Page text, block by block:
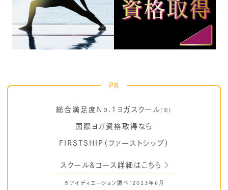
PR
総合満足度No.1ヨガスクール (※)
国際ヨガ資格取得なら
FIRSTSHIP（ファーストシップ）
スクール＆コース詳細はこちら
※アイディエーション調べ：2023年6月